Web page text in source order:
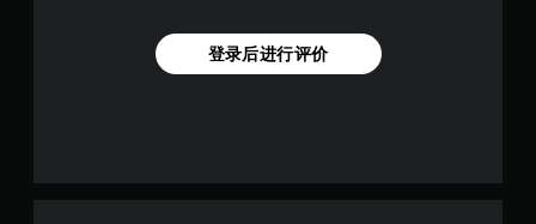
登录后进行评价